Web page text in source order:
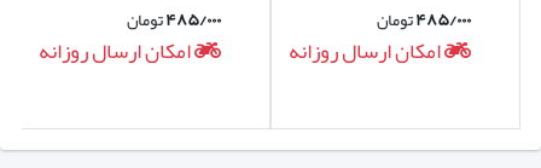
۴۸۵/۰۰۰تومان
امکان ارسال روزانه
۴۸۵/۰۰۰تومان
امکان ارسال روزانه